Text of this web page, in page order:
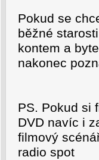
Pokud se
běžné
kontem a
nakonec
PS. Pokud si
DVD navíc i
filmový
radio spot